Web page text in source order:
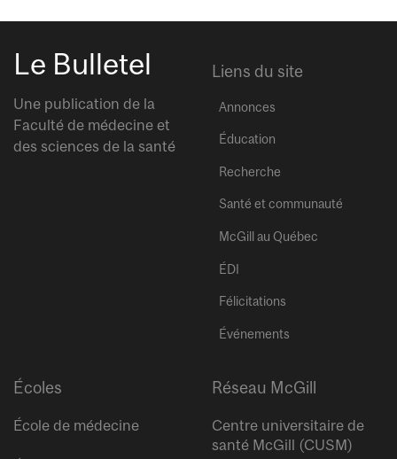
Le Bulletel
Une publication de la
Faculté de médecine et
des sciences de la santé
Liens du site
Annonces
Éducation
Recherche
Santé et communauté
McGill au Québec
ÉDI
Félicitations
Événements
Écoles
École de médecine
Réseau McGill
Centre universitaire de
santé McGill (CUSM)